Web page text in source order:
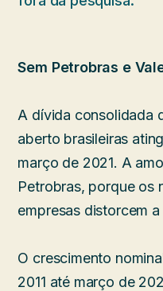
Sem Petrobras e
A dívida consolidada
aberto brasileiras
março de 2021. A
Petrobras, porque os
empresas distorcem
O crescimento
2011 até março de